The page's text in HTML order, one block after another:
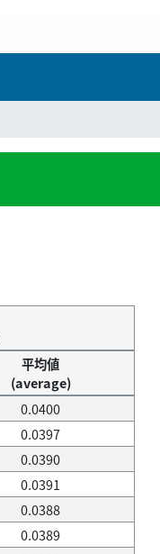
平均値
(average)
0.0400
0.0397
0.0390
0.0391
0.0388
0.0389